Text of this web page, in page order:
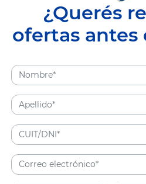
¿Querés
ofertas antes